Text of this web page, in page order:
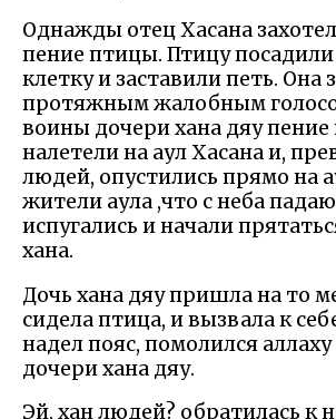
Однажды отец Хасана
пение птицы. Птицу
клетку и заставили петь. Она
протяжным жалобным
воины дочери хана дяу
налетели на аул Хасана и,
людей, опустились прямо на
жители аула ,что с неба
испугались и начали
хана.
Дочь хана дяу пришла на то
сидела птица, и вызвала к
надел пояс, помолился
дочери хана дяу.
Эй, хан людей? обратилась к